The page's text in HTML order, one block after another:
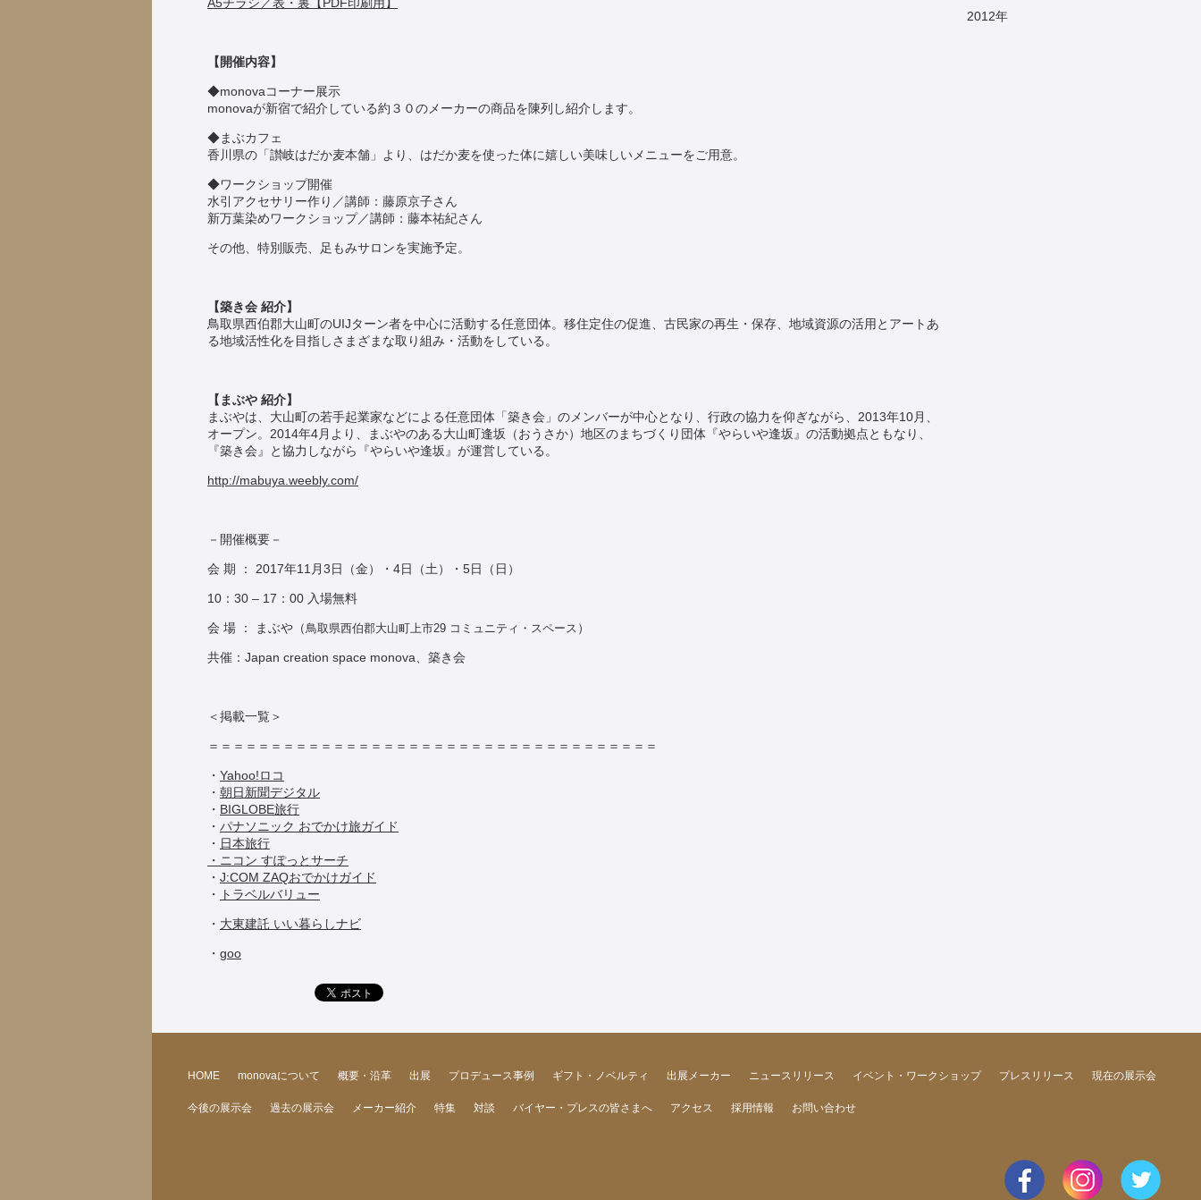
A5チラシ／表・裏【PDF印刷用】
【開催内容】
◆monovaコーナー展示
monovaが新宿で紹介している約３０のメーカーの商品を陳列し紹介します。
◆まぶカフェ
香川県の「讃岐はだか麦本舗」より、はだか麦を使った体に嬉しい美味しいメニューをご用意。
◆ワークショップ開催
水引アクセサリー作り／講師：藤原京子さん
新万葉染めワークショップ／講師：藤本祐紀さん
その他、特別販売、足もみサロンを実施予定。
【築き会 紹介】
鳥取県西伯郡大山町のUIJターン者を中心に活動する任意団体。移住定住の促進、古民家の再生・保存、地域資源の活用とアートあ
る地域活性化を目指しさまざまな取り組み・活動をしている。
【まぶや 紹介】
まぶやは、大山町の若手起業家などによる任意団体「築き会」のメンバーが中心となり、行政の協力を仰ぎながら、2013年10月、
オープン。2014年4月より、まぶやのある大山町逢坂（おうさか）地区のまちづくり団体『やらいや逢坂』の活動拠点ともなり、
『築き会』と協力しながら『やらいや逢坂』が運営している。
http://mabuya.weebly.com/
－開催概要－
会 期 ： 2017年11月3日（金）・4日（土）・5日（日）
10：30 – 17：00 入場無料
会 場 ： まぶや（鳥取県西伯郡大山町上市29 コミュニティ・スペース ）
共催：Japan creation space monova、築き会
＜掲載一覧＞
＝＝＝＝＝＝＝＝＝＝＝＝＝＝＝＝＝＝＝＝＝＝＝＝＝＝＝＝＝＝＝＝＝＝＝＝
・ Yahoo!ロコ
・ 朝日新聞デジタル
・ BIGLOBE旅行
・ パナソニック おでかけ旅ガイド
・ 日本旅行
・ニコン すぽっとサーチ
・ J:COM ZAQおでかけガイド
・
トラベルバリュー
・ 大東建託 いい暮らしナビ
・ goo
2012年
HOME monovaについて 概要・沿革 出展 プロデュース事例 ギフト・ノベルティ 出展メーカー ニュースリリース イベント・ワークショップ プレスリリース 現在の展示会
今後の展示会 過去の展示会 メーカー紹介 特集 対談 バイヤー・プレスの皆さまへ アクセス 採用情報 お問い合わせ